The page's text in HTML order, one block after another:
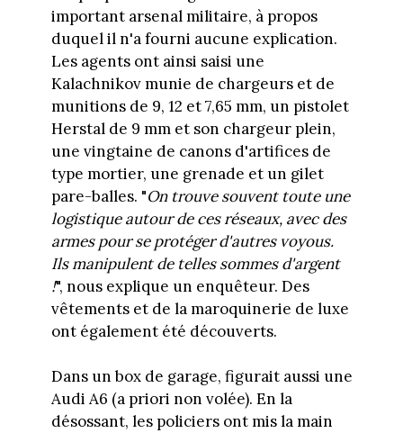
important arsenal militaire, à propos
duquel il n'a fourni aucune explication.
Les agents ont ainsi saisi une
Kalachnikov munie de chargeurs et de
munitions de 9, 12 et 7,65 mm, un pistolet
Herstal de 9 mm et son chargeur plein,
une vingtaine de canons d'artifices de
type mortier, une grenade et un gilet
pare-balles. "On trouve souvent toute une
logistique autour de ces réseaux, avec des
armes pour se protéger d'autres voyous.
Ils manipulent de telles sommes d'argent
!", nous explique un enquêteur. Des
vêtements et de la maroquinerie de luxe
ont également été découverts.
Dans un box de garage, figurait aussi une
Audi A6 (a priori non volée). En la
désossant, les policiers ont mis la main